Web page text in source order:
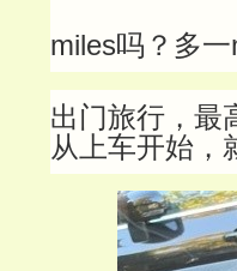
miles吗？多一
出门旅行，最
从上车开始，